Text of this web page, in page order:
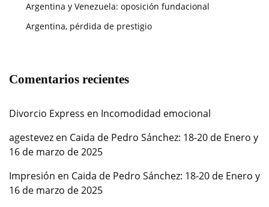
Argentina y Venezuela: oposición fundacional
Argentina, pérdida de prestigio
Comentarios recientes
Divorcio Express en Incomodidad emocional
agestevez en Caida de Pedro Sánchez: 18-20 de Enero y
16 de marzo de 2025
Impresión en Caida de Pedro Sánchez: 18-20 de Enero y
16 de marzo de 2025